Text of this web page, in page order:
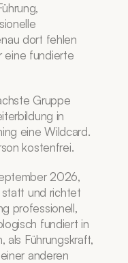
dort fehlen
eine fundierte
Gruppe
in
eine Wildcard.
kostenfrei.
2026,
und richtet
professionell,
fundiert in
als Führungskraft,
anderen